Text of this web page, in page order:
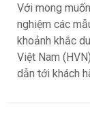
Với mong
nghiệm các
khoảnh khắc
Việt Nam
dẫn tới khách